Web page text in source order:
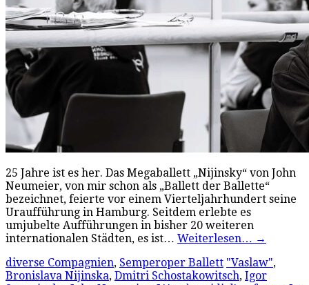
25 Jahre ist es her. Das Megaballett „Nijinsky“ von John
Neumeier, von mir schon als „Ballett der Ballette“
bezeichnet, feierte vor einem Vierteljahrhundert seine
Uraufführung in Hamburg. Seitdem erlebte es
umjubelte Aufführungen in bisher 20 weiteren
internationalen Städten, es ist… Weiterlesen… →
diverse Compagnien, Semperoper Ballett "Vaslaw",
Bronislava Nijinska, Dmitri Schostakowitsch, Igor